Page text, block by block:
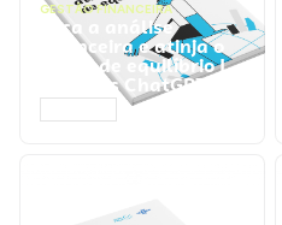
GESTÃO FINANCEIRA
Faça a análise
financeira e atinja o
ponto de equilíbrio |
Prompts ChatGPT